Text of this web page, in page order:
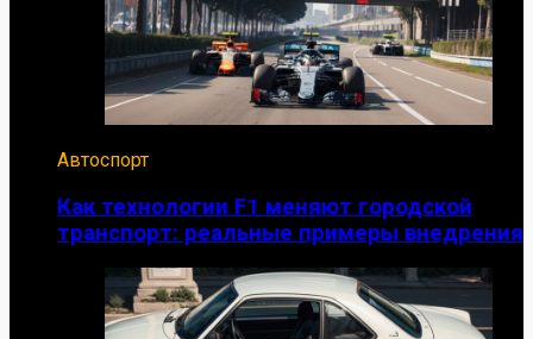
Автоспорт
Как технологии F1 меняют городской
транспорт: реальные примеры внедрения